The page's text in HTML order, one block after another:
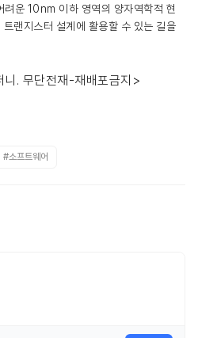
려운 10nm 이하 영역의 양자역학적 현
랜지스터 설계에 활용할 수 있는 길을
. 무단전재-재배포금지>
#소프트웨어